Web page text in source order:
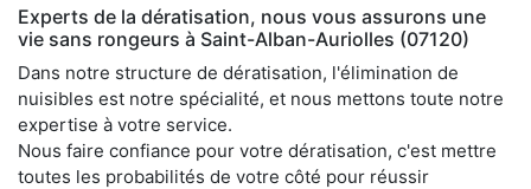
Experts de la dératisation, nous vous assurons une
vie sans rongeurs à Saint-Alban-Auriolles (07120)
Dans notre structure de dératisation, l'élimination de
nuisibles est notre spécialité, et nous mettons toute notre
expertise à votre service.
Nous faire confiance pour votre dératisation, c'est mettre
toutes les probabilités de votre côté pour réussir